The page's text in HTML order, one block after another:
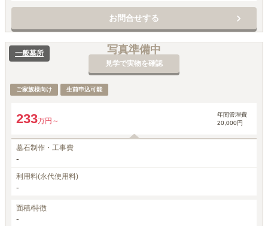
お問合せする
写真準備中
見学で実物を確認
一般墓所
ご家族様向け 生前申込可能
233万円～
年間管理費
20,000円
墓石制作・工事費
-
利用料(永代使用料)
-
面積/特徴
-